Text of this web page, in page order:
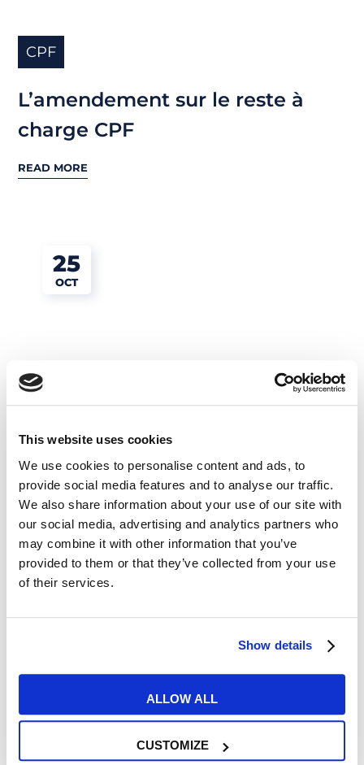
This website uses cookies
We use cookies to personalise content and ads, to
provide social media features and to analyse our traffic.
We also share information about your use of our site with
our social media, advertising and analytics partners who
may combine it with other information that you’ve
provided to them or that they’ve collected from your use
of their services.
Show details
ALLOW ALL
CUSTOMIZE
CPF
L’amendement sur le reste à
charge CPF
READ MORE
25
OCT
Créer son identité numérique
pour utiliser son CPF
READ MORE